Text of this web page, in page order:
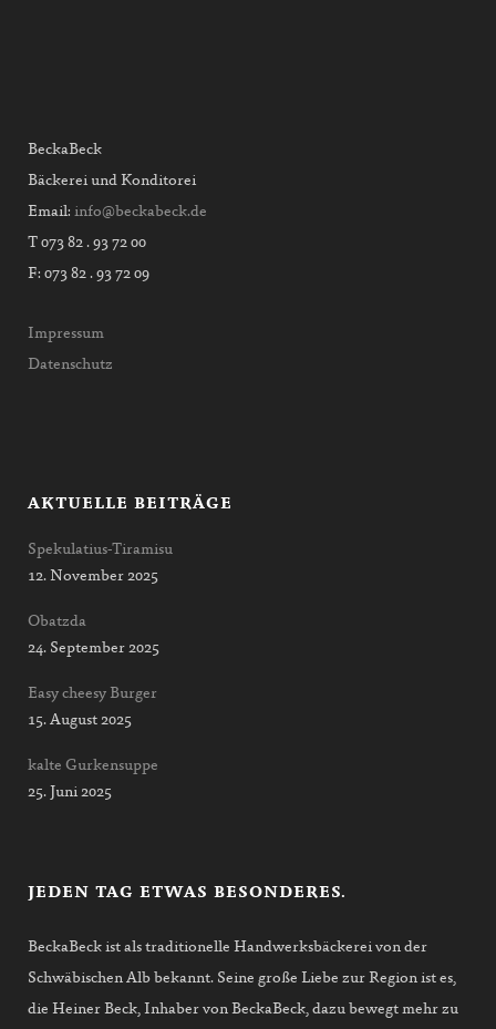
BeckaBeck
Bäckerei und Konditorei
Email: info@beckabeck.de
T 073 82 . 93 72 00
F: 073 82 . 93 72 09
Impressum
Datenschutz
AKTUELLE BEITRÄGE
Spekulatius-Tiramisu
12. November 2025
Obatzda
24. September 2025
Easy cheesy Burger
15. August 2025
kalte Gurkensuppe
25. Juni 2025
JEDEN TAG ETWAS BESONDERES.
BeckaBeck ist als traditionelle Handwerksbäckerei von der
Schwäbischen Alb bekannt. Seine große Liebe zur Region ist es,
die Heiner Beck, Inhaber von BeckaBeck, dazu bewegt mehr zu